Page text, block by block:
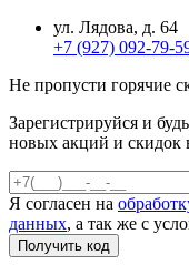
ул. Лядова, д. 64
+7 (927) 092-79-
Не пропусти горячие
Зарегистрируйся и
новых акций и
Я согласен на
данных, а так же с